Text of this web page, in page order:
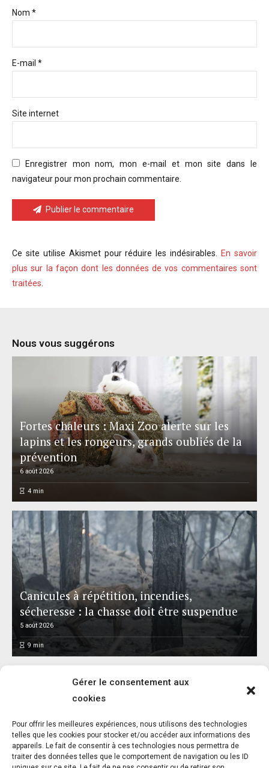
Gérer le consentement aux
cookies
Pour offrir les meilleures expériences, nous utilisons des technologies
telles que les cookies pour stocker et/ou accéder aux informations des
appareils. Le fait de consentir à ces technologies nous permettra de
traiter des données telles que le comportement de navigation ou les ID
Nom *
E-mail *
Site internet
Enregistrer mon nom, mon e-mail et mon site dans le
navigateur pour mon prochain commentaire.
Publier le commentaire
Ce site utilise Akismet pour réduire les indésirables.
En savoir
plus sur la façon dont les données de vos commentaires sont
traitées
Nous vous suggérons
Fortes chaleurs : Maxi Zoo alerte sur les
lapins et les rongeurs, grands oubliés de la
prévention
6 août 2026
4min
Canicules à répétition, incendies,
sécheresse : la chasse doit être suspendue
5 août 2026
9 min
Réalisme animal : exposition et catalogue –
Musée départemental Gustave Courbet –